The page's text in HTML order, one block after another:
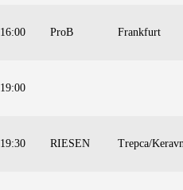
16:00 ProB Frankfurt
19:00
19:30 RIESEN Trepca/